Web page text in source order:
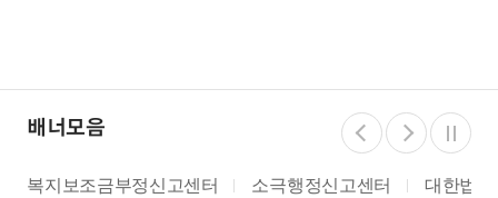
배너모음
복지보조금부정신고센터 소극행정신고센터 대한법률